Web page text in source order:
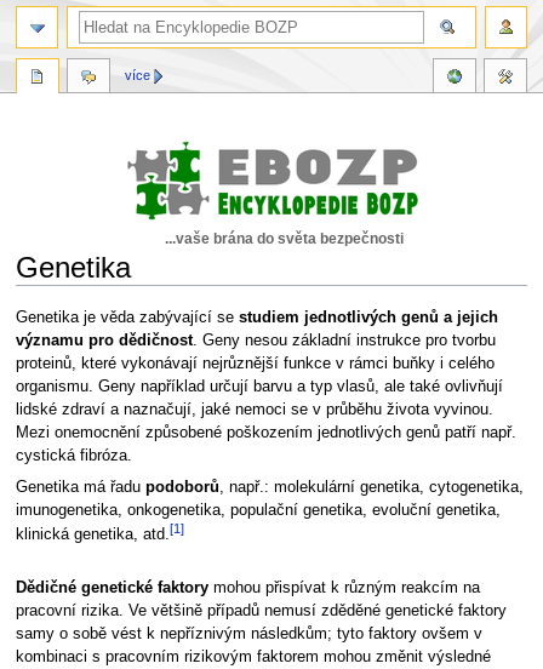
...vaše brána do světa bezpečnosti
Genetika
Skočit
na
navigaci
Skočit
na
vyhledávání
Genetika je věda zabývající se studiem jednotlivých genů a jejich
významu pro dědičnost. Geny nesou základní instrukce pro tvorbu
proteinů, které vykonávají nejrůznější funkce v rámci buňky i celého
organismu. Geny například určují barvu a typ vlasů, ale také ovlivňují
lidské zdraví a naznačují, jaké nemoci se v průběhu života vyvinou.
Mezi onemocnění způsobené poškozením jednotlivých genů patří např.
cystická fibróza.
Genetika má řadu podoborů , např.: molekulární genetika, cytogenetika,
imunogenetika, onkogenetika, populační genetika, evoluční genetika,
klinická genetika, atd. [1]
Dědičné genetické faktorymohou přispívat k různým reakcím na
pracovní rizika. Ve většině případů nemusí zděděné genetické faktory
samy o sobě vést k nepříznivým následkům; tyto faktory ovšem v
kombinaci s pracovním rizikovým faktorem mohou změnit výsledné
více